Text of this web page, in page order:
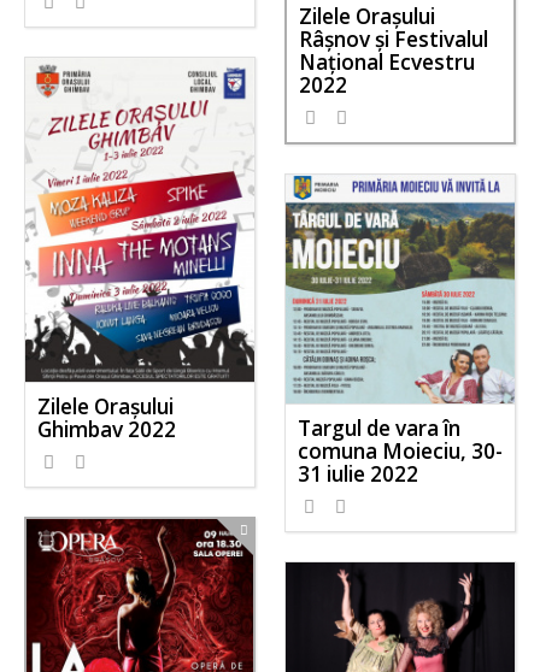
Zilele Orașului
Râșnov și Festivalul
Național Ecvestru
2022
Zilele Orașului
Ghimbav 2022
Targul de vara în
comuna Moieciu, 30-
31 iulie 2022